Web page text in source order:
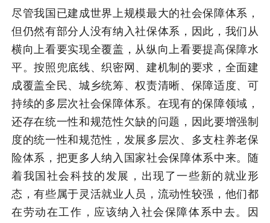
尽管我国已建成世界上规模最大的社会保障体系，
但仍然有部分人没有纳入社保体系，因此，我们从
横向上看要实现全覆盖，从纵向上看要提高保障水
平。按照兜底线、织密网、建机制的要求，全面建
成覆盖全民、城乡统筹、权责清晰、保障适度、可
持续的多层次社会保障体系。在现有的保障领域，
还存在统一性和规范性欠缺的问题，因此要增强制
度的统一性和规范性，发展多层次、多支柱养老保
险体系，把更多人纳入国家社会保障体系中来。随
着我国社会科技的发展，出现了一些新的就业形
态，有些属于灵活就业人员，流动性较强，他们都
在劳动在工作，应该纳入社会保障体系中去。因